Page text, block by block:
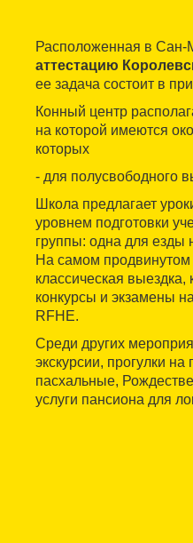
Расположенная в Сан-
аттестацию
ее задача состоит в
Конный центр
на которой имеются
которых
- для полусвободного
Школа предлагает
уровнем подготовки
группы: одна для езды
На самом продвинутом
классическая
конкурсы и экзамены
RFHE.
Среди других
экскурсии, прогулки
пасхальные,
услуги пансиона для